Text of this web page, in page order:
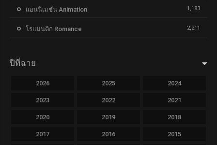
แอนนิเมชั่น Animation 1,183
โรแมนติก Romance 2,211
ปีที่ฉาย
2026 2025 2024
2023 2022 2021
2020 2019 2018
2017 2016 2015